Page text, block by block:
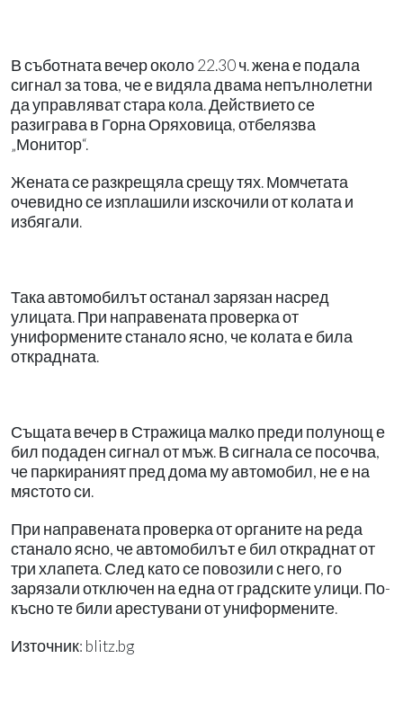
В съботната вечер около 22.30 ч. жена е подала
сигнал за това, че е видяла двама непълнолетни
да управляват стара кола. Действието се
разиграва в Горна Оряховица, отбелязва
„Монитор“.
Жената се разкрещяла срещу тях. Момчетата
очевидно се изплашили изскочили от колата и
избягали.
Така автомобилът останал зарязан насред
улицата. При направената проверка от
униформените станало ясно, че колата е била
открадната.
Същата вечер в Стражица малко преди полунощ е
бил подаден сигнал от мъж. В сигнала се посочва,
че паркираният пред дома му автомобил, не е на
мястото си.
При направената проверка от органите на реда
станало ясно, че автомобилът е бил откраднат от
три хлапета. След като се повозили с него, го
зарязали отключен на една от градските улици. По-
късно те били арестувани от униформените.
Източник: blitz.bg